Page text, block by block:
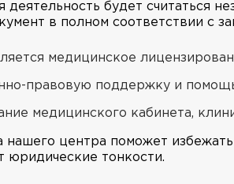
деятельность будет считаться
в полном соответствии с
медицинское
правовую поддержку и
медицинского кабинета,
нашего центра поможет
юридические тонкости.